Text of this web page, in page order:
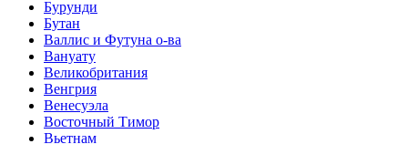
Бурунди
Бутан
Валлис и Футуна о-ва
Вануату
Великобритания
Венгрия
Венесуэла
Восточный Тимор
Вьетнам